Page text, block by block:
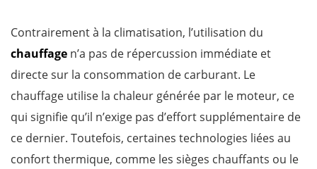
Contrairement à la climatisation, l’utilisation du
chauffage n’a pas de répercussion immédiate et
directe sur la consommation de carburant. Le
chauffage utilise la chaleur générée par le moteur, ce
qui signifie qu’il n’exige pas d’effort supplémentaire de
ce dernier. Toutefois, certaines technologies liées au
confort thermique, comme les sièges chauffants ou le